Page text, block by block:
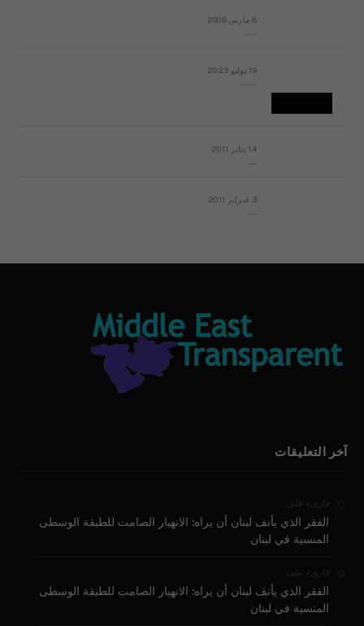
8 مارس 2008
19 يوليو 2023
14 يناير 2011
3 فبراير 2011
آخر التعليقات
قارىء على
الفقر الذي يأنف لبنان أن يراه: الانهيار الصامت للطبقة الوسطى
المنسية في لبنان
قارىء على
الفقر الذي يأنف لبنان أن يراه: الانهيار الصامت للطبقة الوسطى
المنسية في لبنان